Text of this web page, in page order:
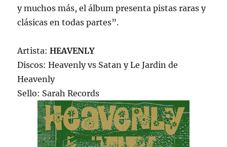
y muchos más, el álbum presenta pistas raras y
clásicas en todas partes”.
Artista:HEAVENLY
Discos: Heavenly vs Satan y Le Jardin de
Heavenly
Sello: Sarah Records